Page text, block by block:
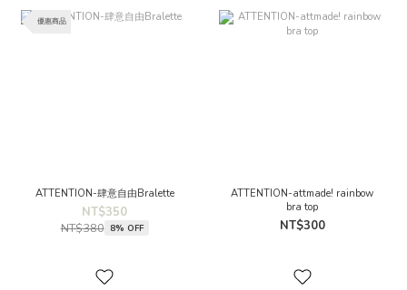
優惠商品
ATTENTION-肆意自由Bralette
NT$350
NT$380 8% OFF
ATTENTION-attmade! rainbow
bra top
NT$300